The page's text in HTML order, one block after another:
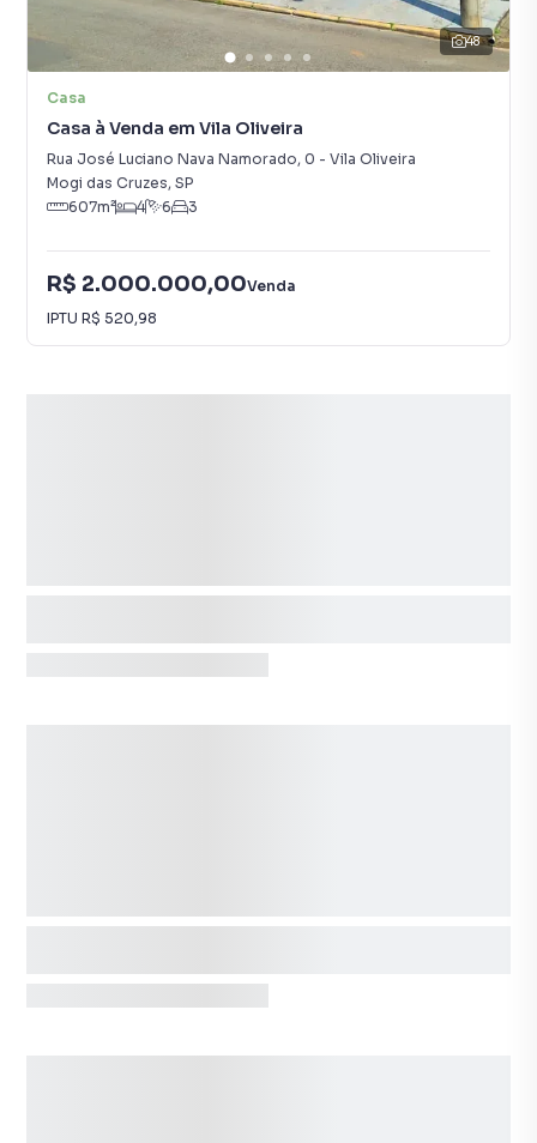
48
Casa
Casa à Venda em Vila Oliveira
Rua José Luciano Nava Namorado, 0 - Vila Oliveira
Mogi das Cruzes, SP
607m² 4 6 3
R$ 2.000.000,00Venda
IPTU R$ 520,98